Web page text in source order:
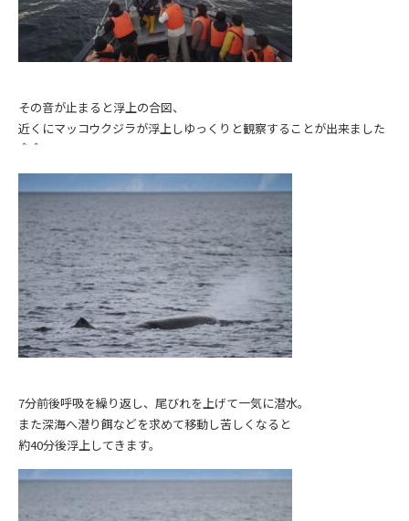
その音が止まると浮上の合図、
近くにマッコウクジラが浮上しゆっくりと観察することが出来ました
＾＾
7分前後呼吸を繰り返し、尾びれを上げて一気に潜水。
また深海へ潜り餌などを求めて移動し苦しくなると
約40分後浮上してきます。